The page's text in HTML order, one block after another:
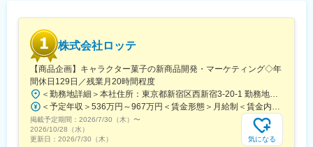
いただきながら、事業の中核を担う存在として活躍いただけるこ
とを期待しています。
■就業環境について
・2024年に久世工場敷地に第三工場を新設しており、非常に綺麗
な環境で働くことができます。
・金属を取り扱うため、一定の温度を保つ必要があり、冷暖房完
備で季節に関わらず過ごしやすい室温です。
■同社の特徴
１、長年培ってきた加工技術
株式会社ロッテ
【商品企画】キャラクター菓子の新商品開発・マーケティング◇年
間休日129日／残業月20時間程度
＜勤務地詳細＞本社住所：東京都新宿区西新宿3-20-1 勤務地最寄駅：京王新線／初台駅受動喫煙対策：敷地内全面禁煙変更の範囲：会社の定める事業所（リモートワーク含む）
＜予定年収＞536万円～967万円＜賃金形態＞月給制＜賃金内訳＞月額（基本給）：290,000円～540,000円＜月給＞290,000円～540,000円＜昇給有無＞有＜残業手当＞有＜給与補足＞【賞与】年2回（7月･12月）、年平均：5.9ヶ月（2026年）※初回賞与は入社時期により一定額支給賃金はあくまでも目安の金額であり、選考を通じて上下する可能性があります。月給(月額)は固定手当を含めた表記です。
掲載予定期間： 2026/7/30（木） 〜
2026/10/28（水）
更新日： 2026/7/30（木） 気になる